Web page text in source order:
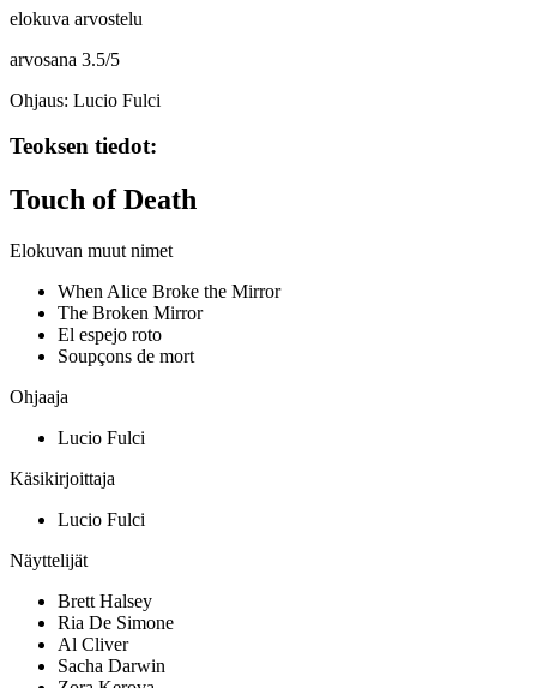
elokuva arvostelu
arvosana 3.5/5
Ohjaus: Lucio Fulci
Teoksen tiedot:
Touch of Death
Elokuvan muut nimet
When Alice Broke the Mirror
The Broken Mirror
El espejo roto
Soupçons de mort
Ohjaaja
Lucio Fulci
Käsikirjoittaja
Lucio Fulci
Näyttelijät
Brett Halsey
Ria De Simone
Al Cliver
Sacha Darwin